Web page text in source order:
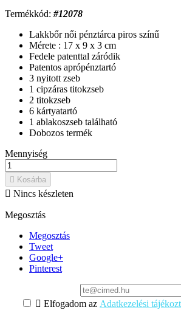
Termékkód: #12078
Lakkbőr női pénztárca piros színű
Mérete : 17 x 9 x 3 cm
Fedele patenttal záródik
Patentos aprópénztartó
3 nyitott zseb
1 cipzáras titokzseb
2 titokzseb
6 kártyatartó
1 ablakoszseb található
Dobozos termék
Mennyiség
 Kosárba
 Nincs készleten
Megosztás
Megosztás
Tweet
Google+
Pinterest
 Elfogadom az Adatkezelési